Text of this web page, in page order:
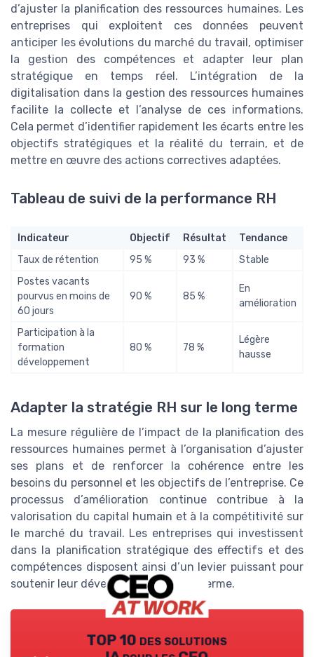
d’ajuster la planification des ressources humaines. Les
entreprises qui exploitent ces données peuvent
anticiper les évolutions du marché du travail, optimiser
la gestion des compétences et adapter leur plan
stratégique en temps réel. L’intégration de la
digitalisation dans la gestion des ressources humaines
facilite la collecte et l’analyse de ces informations.
Cela permet d’identifier rapidement les écarts entre les
objectifs stratégiques et la réalité du terrain, et de
mettre en œuvre des actions correctives adaptées.
Tableau de suivi de la performance RH
Indicateur Objectif Résultat
Tendance
Taux de rétention
95 % 93 %
Stable
Postes vacants
pourvus en moins de
60 jours
90 % 85 %
En
amélioration
Participation à la
formation
développement
80 % 78 %
Légère
hausse
Adapter la stratégie RH sur le long terme
La mesure régulière de l’impact de la planification des
ressources humaines permet à l’organisation d’ajuster
ses plans et de renforcer la cohérence entre les
besoins du personnel et les objectifs de l’entreprise. Ce
processus d’amélioration continue contribue à la
valorisation du capital humain et à la compétitivité sur
le marché du travail. Les entreprises qui investissent
dans la planification stratégique des effectifs et des
compétences disposent ainsi d’un levier puissant pour
soutenir leur développement à long terme.
TOP 10 des solutions